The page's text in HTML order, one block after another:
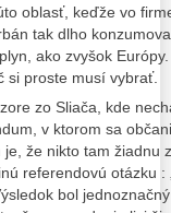
oblasť, keďže vo
tak dlho
ako zvyšok
si proste musí vybrať.
zo Sliača, kde
v ktorom sa
že nikto tam žiadnu
referendovú otázku
bol